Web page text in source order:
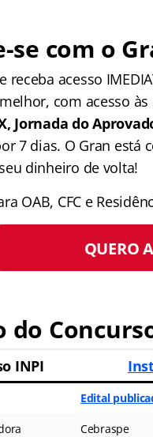
se com o
receba acesso
com acesso
Jornada do
7 dias. O Gran
dinheiro de volta!
OAB, CFC e
QUERO
do
INPI
Edital
Cebraspe